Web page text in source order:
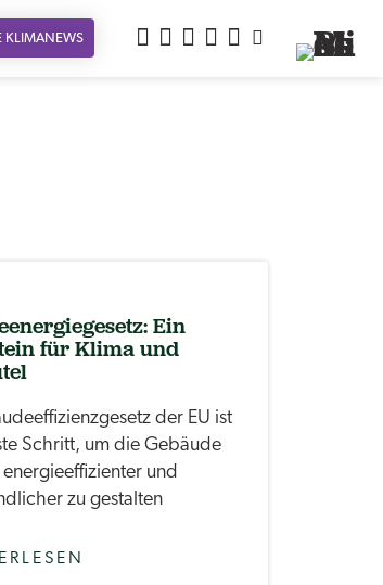
KLIMANEWS
Ein
für Klima und
der EU ist
Schritt, um die Gebäude
und
zu gestalten